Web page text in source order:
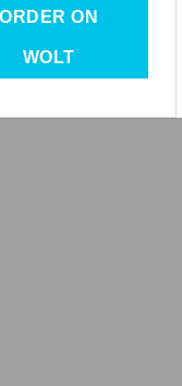
ORDER ON
WOLT